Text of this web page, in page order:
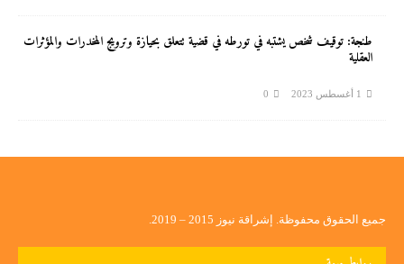
طنجة: توقيف شخص يشتبه في تورطه في قضية تتعلق بحيازة وترويج المخدرات والمؤثرات
العقلية
1 أغسطس 2023 0
جميع الحقوق محفوظة. إشراقة نيوز 2015 – 2019.